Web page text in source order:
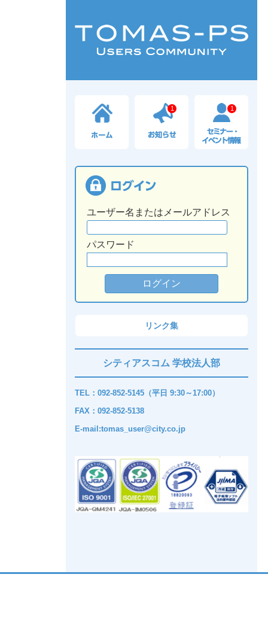
1 1
ユーザー名またはメールアドレス
パスワード
リンク集
シティアスコム 学校法人部
TEL：092-852-5145（平日 9:30～17:00）
FAX：092-852-5138
E-mail:tomas_user@city.co.jp